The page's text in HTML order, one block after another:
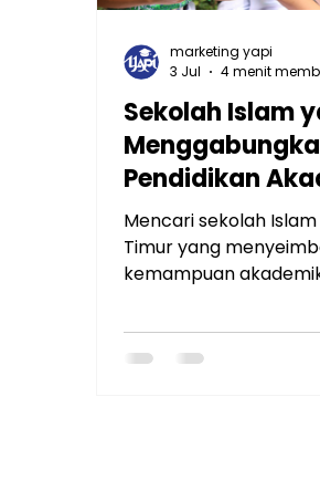
Sekolah Islam
Pendidikan
dan Spiritual di
Timur
Mencari sekolah Islam
Timur yang
kemampuan
keunggulan kurikulum
YAPI Al Azhar
marketing yapi
3 Jul
4 menit